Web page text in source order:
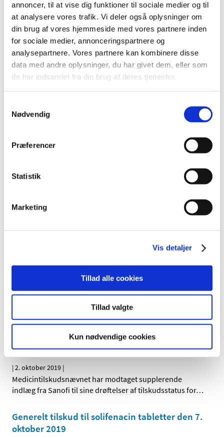
annoncer, til at vise dig funktioner til sociale medier og til
at analysere vores trafik. Vi deler også oplysninger om
din brug af vores hjemmeside med vores partnere inden
for sociale medier, annonceringspartnere og
analysepartnere. Vores partnere kan kombinere disse
data med andre oplysninger, du har givet dem, eller som
de har indsamlet fra din brug af deres tjenester.
Nødvendig
Præferencer
Statistik
Marketing
Vis detaljer
Tillad alle cookies
Tillad valgte
Kun nødvendige cookies
Ris og ros til Lægemiddelstyrelsen i
interessentanalyse
|10. oktober 2019|
Lægemiddelstyrelsen har en ambition om at være en
myndighed i europæisk topklasse for borgernes,
til at offentliggøre resultater fra kliniske forsøg
Lægemiddelstyrelsen søger medlemmer til
ernæringspræparater
Lægemiddelstyrelsen søger forslag til medlemmer af
Duavive mod symptomer på overgangsalder
hos kvinder får ikke generelt eller generelt
klausuleret tilskud
Lægemiddelstyrelsen har besluttet, at Duavive, der
indeholder østrogen+bazedoxifen, ikke skal have
Supplerende bidrag til revurdering af
tilskudsstatus for medicin til behandling af
diabetes
| 2. oktober 2019 |
Medicintilskudsnævnet har modtaget supplerende
indlæg fra Sanofi til sine drøftelser af tilskudsstatus for…
Generelt tilskud til solifenacin tabletter den 7.
oktober 2019